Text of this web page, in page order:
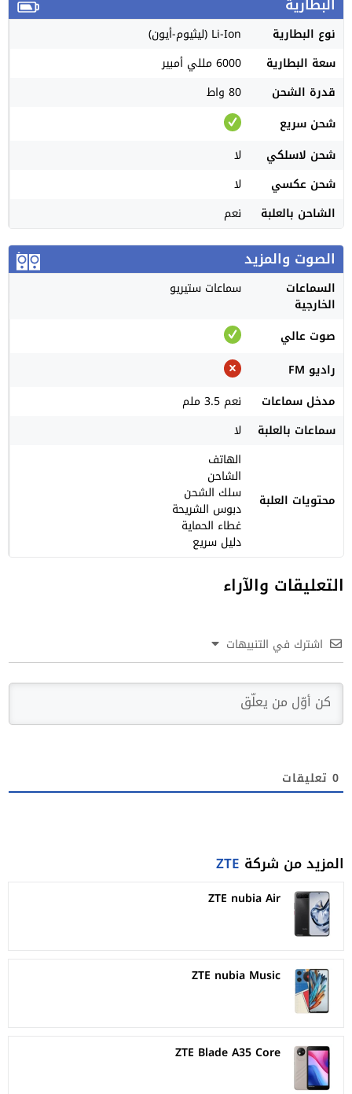
نوع البطارية
Li-Ion (ليثيوم-أيون)
سعة البطارية
6000 مللي أمبير
قدرة الشحن
80 واط
شحن سريع
شحن لاسلكي
لا
شحن عكسي
لا
الشاحن بالعلبة
نعم
الصوت والمزيد
السماعات
الخارجية
سماعات ستيريو
صوت عالي
راديو FM
مدخل سماعات
نعم 3.5 ملم
سماعات بالعلبة
لا
محتويات العلبة
الهاتف
الشاحن
سلك الشحن
دبوس الشريحة
غطاء الحماية
دليل سريع
التعليقات والآراء
اشترك في التنبيهات
0 تعليقات
المزيد من شركة ZTE
ZTE nubia Air
ZTE nubia Music
ZTE Blade A35 Core